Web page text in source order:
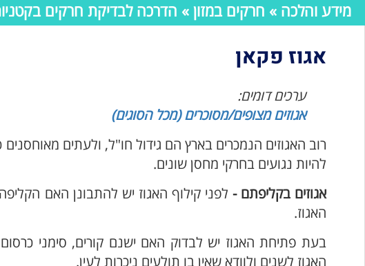
מידע והלכה » חרקים במזון » הדרכה לבדיקת חרקים
אגוז פקאן
ערכים דומים:
אגוזים מצופים/מסוכרים (מכל הסוגים)
רוב האגוזים הנמכרים בארץ הם גידול חו"ל, ולעתים
להיות נגועים בחרקי מחסן שונים.
אגוזים בקליפתם - לפני קילוף האגוז יש להתבונן האם
האגוז.
בעת פתיחת האגוז יש לבדוק האם ישנם קורים, סימני
האגוז לשנים ולוודא שאין בו תולעים ניכרות לעין.